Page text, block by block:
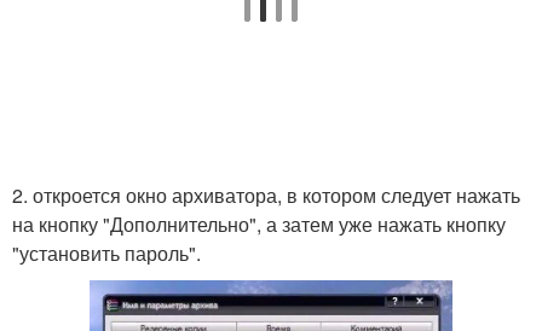
2. откроется окно архиватора, в котором следует нажать
на кнопку "Дополнительно", а затем уже нажать кнопку
"установить пароль".